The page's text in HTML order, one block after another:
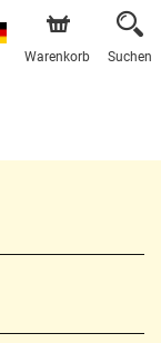
Warenkorb Suchen